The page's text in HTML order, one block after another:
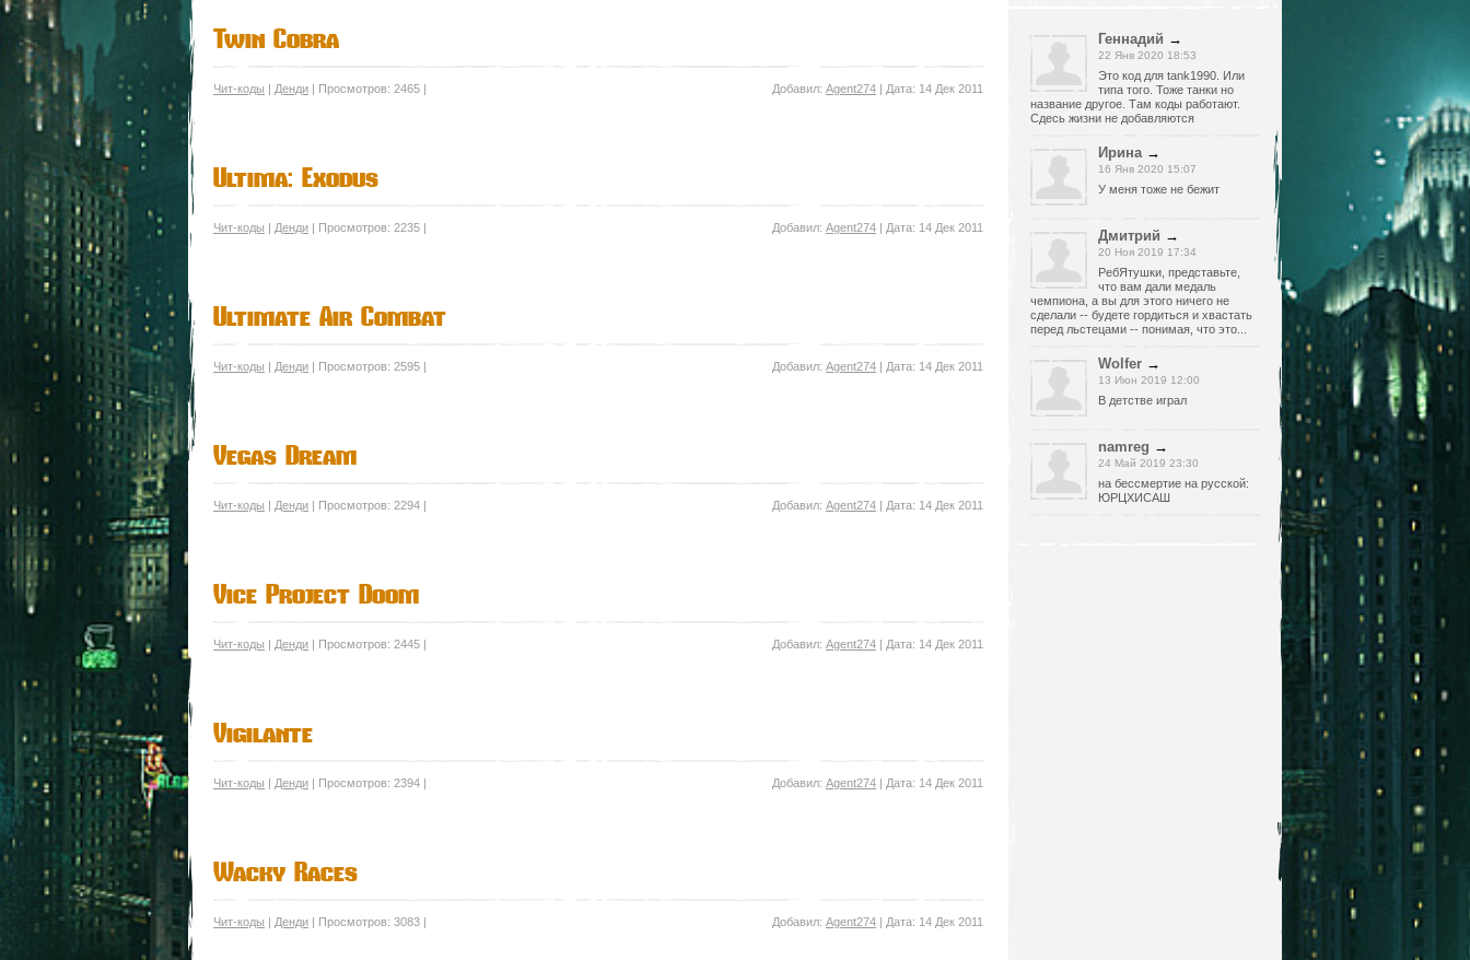
Twin Cobra
Добавил: Agent274 | Дата: 14 Дек 2011
Чит-коды | Денди | Просмотров: 2465 |
Ultima: Exodus
Добавил: Agent274 | Дата: 14 Дек 2011
Чит-коды | Денди | Просмотров: 2235 |
Ultimate Air Combat
Добавил: Agent274 | Дата: 14 Дек 2011
Чит-коды | Денди | Просмотров: 2595 |
Vegas Dream
Добавил: Agent274 | Дата: 14 Дек 2011
Чит-коды | Денди | Просмотров: 2294 |
Vice Project Doom
Добавил: Agent274 | Дата: 14 Дек 2011
Чит-коды | Денди | Просмотров: 2445 |
Vigilante
Добавил: Agent274 | Дата: 14 Дек 2011
Чит-коды | Денди | Просмотров: 2394 |
Wacky Races
Добавил: Agent274 | Дата: 14 Дек 2011
Чит-коды | Денди | Просмотров: 3083 |
Геннадий →
22 Янв 2020 18:53
Это код для tank1990. Или
типа того. Тоже танки но
название другое. Там коды работают.
Сдесь жизни не добавляются
Ирина →
16 Янв 2020 15:07
У меня тоже не бежит
Дмитрий →
20 Ноя 2019 17:34
РебЯтушки, представьте,
что вам дали медаль
чемпиона, а вы для этого ничего не
сделали -- будете гордиться и хвастать
перед льстецами -- понимая, что это...
Wolfer →
13 Июн 2019 12:00
В детстве играл
namreg →
24 Май 2019 23:30
на бессмертие на русской:
ЮРЦХИСАШ